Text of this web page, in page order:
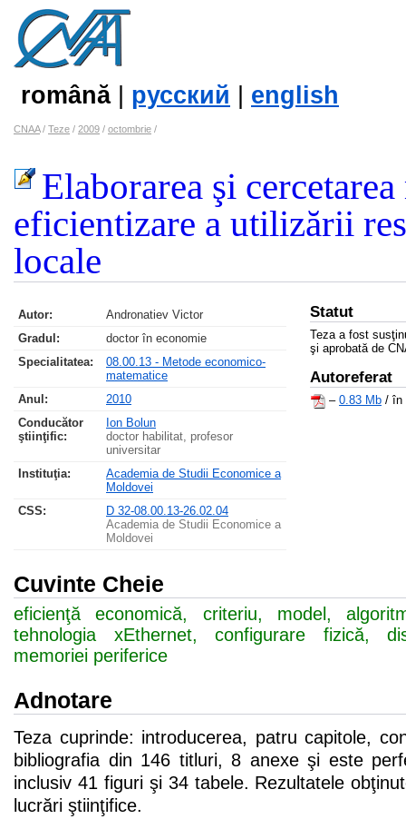
română| русский english
CNAA/ Teze / 2009 / octombrie /
Elaborarea şi
eficientizare a utilizării
locale
Autor:
Andronatiev Victor
Gradul:
doctor în economie
Specialitatea:
08.00.13 - Metode economico-
matematice
Anul:
2010
Conducător
ştiinţific:
Ion Bolun
doctor habilitat, profesor
universitar
Instituţia:
Academia de Studii Economice a
Moldovei
CSS:
D 32-08.00.13-26.02.04
Academia de Studii Economice a
Moldovei
Statut
Teza a fost
şi aprobată de
Autoreferat
– 0.83 Mb / în
Cuvinte Cheie
eficienţă economică, criteriu, model,
tehnologia xEthernet, configurare fizică,
memoriei periferice
Adnotare
Teza cuprinde: introducerea, patru capitole,
bibliografia din 146 titluri, 8 anexe şi este
inclusiv 41 figuri şi 34 tabele. Rezultatele
lucrări ştiinţifice.